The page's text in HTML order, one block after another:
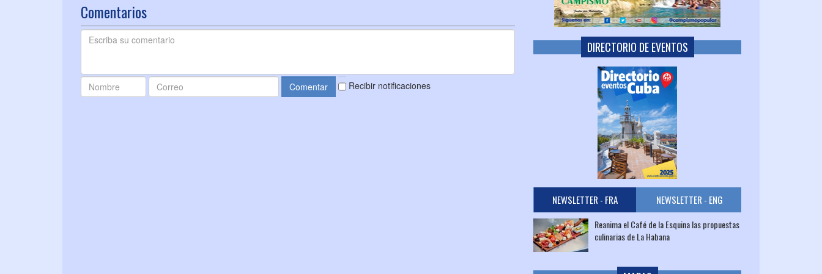
Comentarios
Recibir notificaciones
DIRECTORIO DE EVENTOS
NEWSLETTER - FRA NEWSLETTER - ENG
Reanima el Café de la Esquina las propuestas
culinarias de La Habana